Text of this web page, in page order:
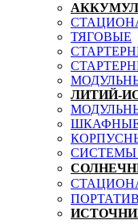
ТЯГОВЫЕ
ЛИТИЙ-
СИСТЕМЫ